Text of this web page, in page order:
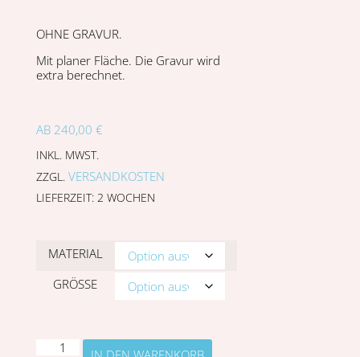
OHNE GRAVUR.
Mit planer Fläche. Die Gravur wird
extra berechnet.
AB 240,00 €
INKL. MWST.
ZZGL. VERSANDKOSTEN
LIEFERZEIT: 2 WOCHEN
MATERIAL
GRÖSSE